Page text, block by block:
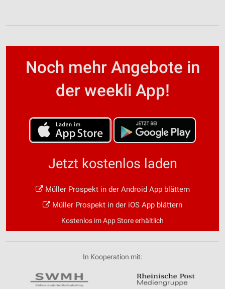
Noch mehr Angebote in
der weekli App!
Jetzt kostenlos laden
Müller Prospekt in der Android App blättern
Müller Prospekt in der iOS App blättern
Kostenlos im App Store erhältlich
In Kooperation mit: